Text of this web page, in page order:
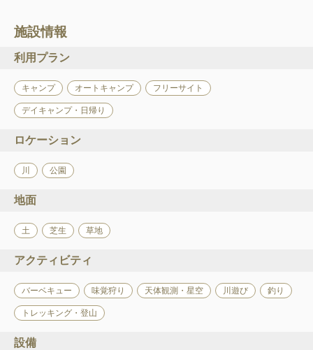
施設情報
利用プラン
キャンプ オートキャンプ フリーサイト
デイキャンプ・日帰り
ロケーション
川 公園
地面
土 芝生 草地
アクティビティ
バーベキュー 味覚狩り 天体観測・星空 川遊び 釣り
トレッキング・登山
設備